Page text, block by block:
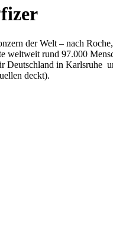
der Welt – nach
weltweit rund 97.000
Deutschland in Karlsruhe
deckt).